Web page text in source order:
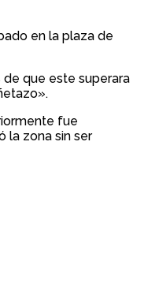
en la plaza de
que este superara
fue
la zona sin ser